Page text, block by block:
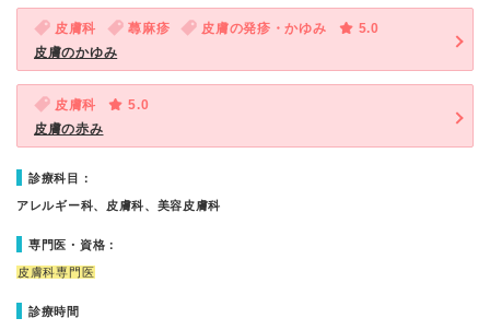
皮膚科 蕁麻疹 皮膚の発疹・かゆみ
5.0
皮膚のかゆみ
皮膚科
5.0
皮膚の赤み
診療科目：
アレルギー科、皮膚科、美容皮膚科
専門医・資格：
皮膚科専門医
診療時間